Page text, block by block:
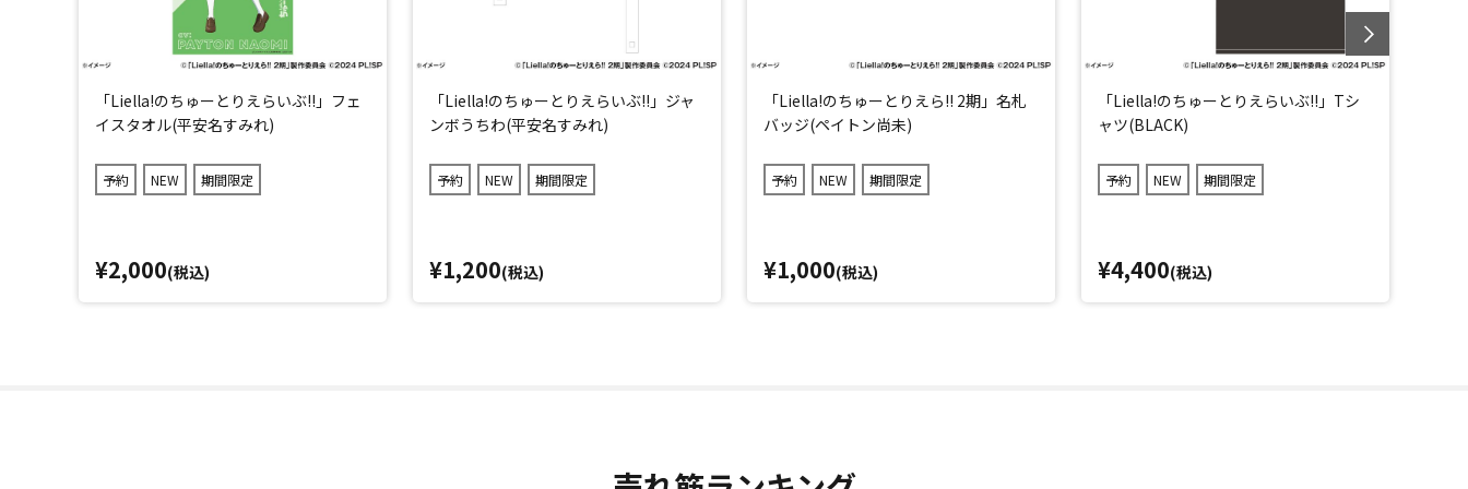
「Liella!のちゅーとりえらいぶ!!」フェ
イスタオル(平安名すみれ)
予約 NEW 期間限定
¥2,000(税込)
「Liella!のちゅーとりえらいぶ!!」ジャ
ンボうちわ(平安名すみれ)
予約 NEW 期間限定
¥1,200(税込)
「Liella!のちゅーとりえら!! 2期」名札
バッジ(ペイトン尚未)
予約 NEW 期間限定
¥1,000(税込)
「Liella!のちゅーとりえらいぶ!!」Tシ
ャツ(BLACK)
予約 NEW 期間限定
¥4,400(税込)